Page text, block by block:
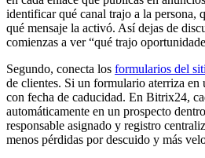
identificar qué canal trajo a la persona,
qué mensaje la activó. Así dejas de
comienzas a ver “qué trajo
Segundo, conecta los formularios del
de clientes. Si un formulario aterriza en
con fecha de caducidad. En Bitrix24,
automáticamente en un prospecto
responsable asignado y registro
menos pérdidas por descuido y más